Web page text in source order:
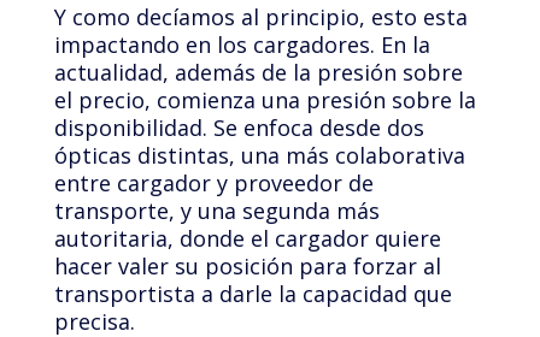
Y como decíamos al principio, esto esta
impactando en los cargadores. En la
actualidad, además de la presión sobre
el precio, comienza una presión sobre la
disponibilidad. Se enfoca desde dos
ópticas distintas, una más colaborativa
entre cargador y proveedor de
transporte, y una segunda más
autoritaria, donde el cargador quiere
hacer valer su posición para forzar al
transportista a darle la capacidad que
precisa.